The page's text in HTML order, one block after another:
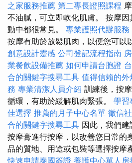
之家服務推薦 第二專長證照課程
不油膩，可立即軟化肌膚。 按摩
動中都很常見。 專業護照代辦服務
按摩有助於放鬆肌肉，以便您可以
創意設計靈感 公司登記流程指南
業餐飲設備推薦 如何申請台胞證
合的關鍵字搜尋工具 值得信賴的外
務 專業清潔人員介紹 訓練後，按
循環，有助於緩解肌肉緊張。 學習
佳選擇 推薦的月子中心名單 徵信
合的關鍵字搜尋工具 因此，我們
按摩膏進行按摩，以改善您日常的
品的質地、用途或包裝等選擇按摩
快速申請泰國簽證 養護中心單人房